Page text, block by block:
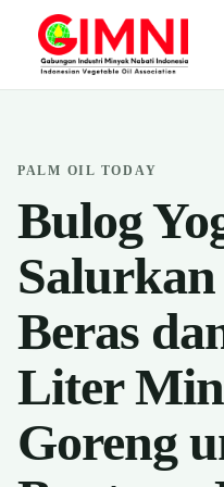
PALM OIL TODAY
Bulog
Beras
Liter
Goreng